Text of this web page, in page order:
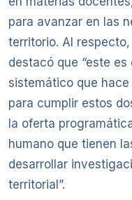
para avanzar en las
territorio. Al
destacó que “este
sistemático que
para cumplir estos
la oferta
humano que tienen
desarrollar
territorial”.